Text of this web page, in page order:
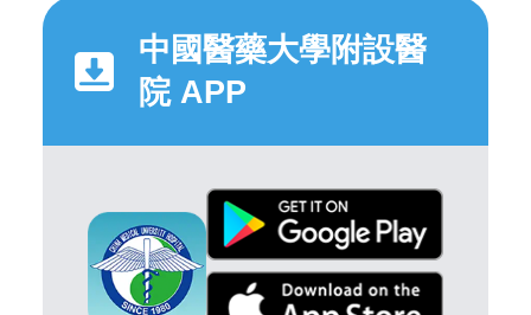
中國醫藥大學附設醫
院 APP